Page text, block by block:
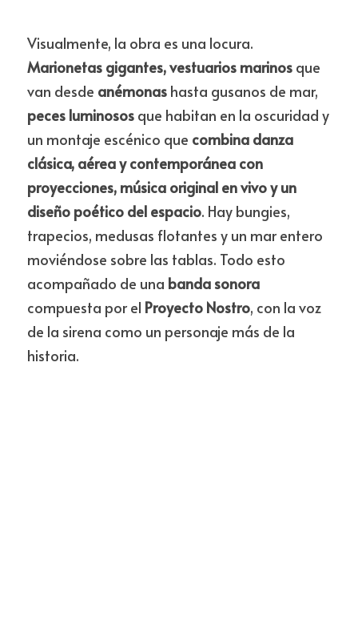
Marionetas gigantes, vestuarios marinos que
van desde anémonas
peces luminosos que habitan en la oscuridad y
un montaje escénico que combina danza
clásica, aérea y contemporánea con
proyecciones, música original en vivo y un
diseño poético del espacio. Hay bungies,
trapecios, medusas flotantes y un mar entero
moviéndose sobre las tablas. Todo esto
acompañado de una banda sonora
compuesta por el Proyecto Nostro, con la voz
de la sirena como un personaje más de la
historia.